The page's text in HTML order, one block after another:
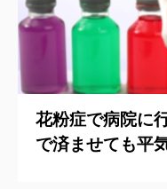
花粉症で病院に
で済ませても平